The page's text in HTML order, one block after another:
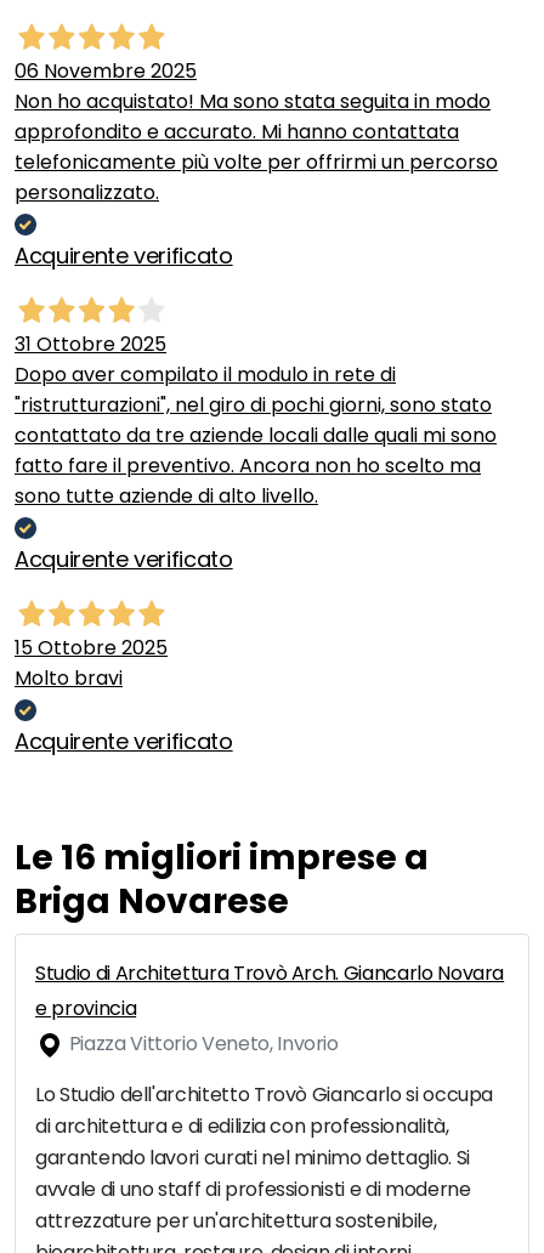
06 Novembre 2025
Non ho acquistato! Ma sono stata seguita in modo
approfondito e accurato. Mi hanno contattata
telefonicamente più volte per offrirmi un percorso
personalizzato.
Acquirente verificato
31 Ottobre 2025
Dopo aver compilato il modulo in rete di
"ristrutturazioni", nel giro di pochi giorni, sono stato
contattato da tre aziende locali dalle quali mi sono
fatto fare il preventivo. Ancora non ho scelto ma
sono tutte aziende di alto livello.
Acquirente verificato
15 Ottobre 2025
Molto bravi
Acquirente verificato
Le 16 migliori imprese a
Briga Novarese
Studio di Architettura Trovò Arch. Giancarlo Novara
e provincia
Piazza Vittorio Veneto, Invorio
Lo Studio dell'architetto Trovò Giancarlo si occupa
di architettura e di edilizia con professionalità,
garantendo lavori curati nel minimo dettaglio. Si
avvale di uno staff di professionisti e di moderne
attrezzature per un'architettura sostenibile,